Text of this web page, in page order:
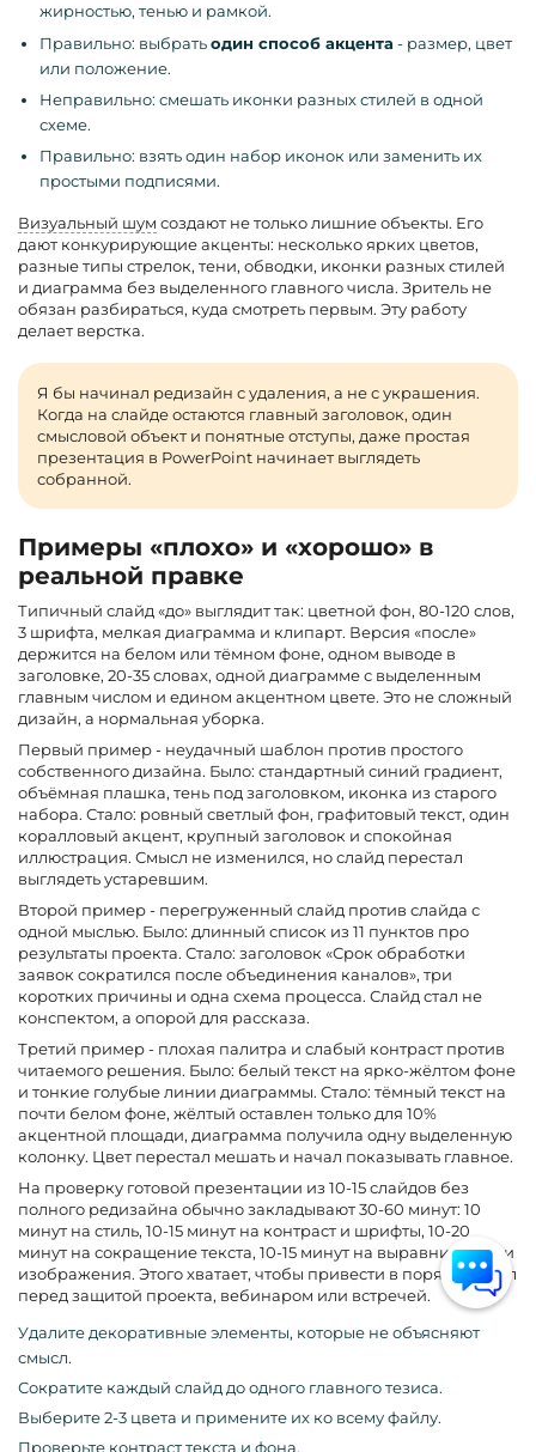
жирностью, тенью и рамкой.
Правильно: выбратьодин способ акцента - размер, цвет
или положение.
Неправильно: смешать иконки разных стилей в одной
схеме.
Правильно: взять один набор иконок или заменить их
простыми подписями.
Визуальный шум создают не только лишние объекты. Его
дают конкурирующие акценты: несколько ярких цветов,
разные типы стрелок, тени, обводки, иконки разных стилей
и диаграмма без выделенного главного числа. Зритель не
обязан разбираться, куда смотреть первым. Эту работу
делает верстка.
Я бы начинал редизайн с удаления, а не с украшения.
Когда на слайде остаются главный заголовок, один
смысловой объект и понятные отступы, даже простая
презентация в PowerPoint начинает выглядеть
собранной.
Примеры «плохо» и «хорошо» в
реальной правке
Типичный слайд «до» выглядит так: цветной фон, 80-120 слов,
3 шрифта, мелкая диаграмма и клипарт. Версия «после»
держится на белом или тёмном фоне, одном выводе в
заголовке, 20-35 словах, одной диаграмме с выделенным
главным числом и едином акцентном цвете. Это не сложный
дизайн, а нормальная уборка.
Первый пример - неудачный шаблон против простого
собственного дизайна. Было: стандартный синий градиент,
объёмная плашка, тень под заголовком, иконка из старого
набора. Стало: ровный светлый фон, графитовый текст, один
коралловый акцент, крупный заголовок и спокойная
иллюстрация. Смысл не изменился, но слайд перестал
выглядеть устаревшим.
Второй пример - перегруженный слайд против слайда с
одной мыслью. Было: длинный список из 11 пунктов про
результаты проекта. Стало: заголовок «Срок обработки
заявок сократился после объединения каналов», три
коротких причины и одна схема процесса. Слайд стал не
конспектом, а опорой для рассказа.
Третий пример - плохая палитра и слабый контраст против
читаемого решения. Было: белый текст на ярко-жёлтом фоне
и тонкие голубые линии диаграммы. Стало: тёмный текст на
почти белом фоне, жёлтый оставлен только для 10%
акцентной площади, диаграмма получила одну выделенную
колонку. Цвет перестал мешать и начал показывать главное.
На проверку готовой презентации из 10-15 слайдов без
полного редизайна обычно закладывают 30-60 минут: 10
минут на стиль, 10-15 минут на контраст и шрифты, 10-20
минут на сокращение текста, 10-15 минут на выравнивание и
изображения. Этого хватает, чтобы привести в порядок файл
перед защитой проекта, вебинаром или встречей.
Удалите декоративные элементы, которые не объясняют
смысл.
Сократите каждый слайд до одного главного тезиса.
Выберите 2-3 цвета и примените их ко всему файлу.
Проверьте контраст текста и фона.